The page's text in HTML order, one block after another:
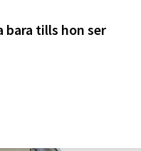
bara tills hon ser